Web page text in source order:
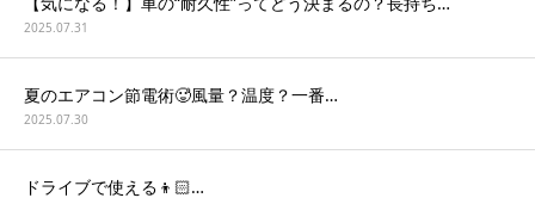
2025.07.31
夏のエアコン節電術🥵風量？温度？一番…
2025.07.30
ドライブで使える👦🏻…